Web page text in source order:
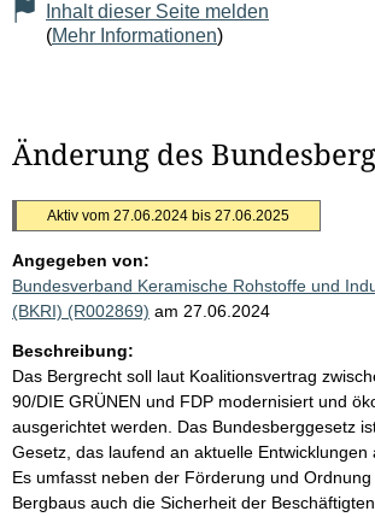
Inhalt dieser Seite melden
(Mehr Informationen)
Änderung des
Aktiv vom 27.06.2024 bis 27.06.2025
Angegeben von:
Bundesverband Keramische Rohstoffe und
(BKRI) (R002869) am 27.06.2024
Beschreibung:
Das Bergrecht soll laut Koalitionsvertrag
90/DIE GRÜNEN und FDP modernisiert und
ausgerichtet werden. Das Bundesberggesetz
Gesetz, das laufend an aktuelle Entwicklungen
Es umfasst neben der Förderung und
Bergbaus auch die Sicherheit der